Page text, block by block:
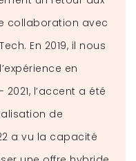
collaboration avec
En 2019, il nous
en
l’accent a été
de
a vu la capacité